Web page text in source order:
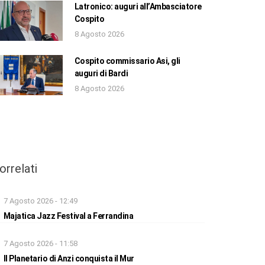
Latronico: auguri all’Ambasciatore
Cospito
8 Agosto 2026
Cospito commissario Asi, gli
auguri di Bardi
8 Agosto 2026
7 Agosto 2026 - 12:49
Majatica Jazz Festival a Ferrandina
7 Agosto 2026 - 11:58
Il Planetario di Anzi conquista il Mur